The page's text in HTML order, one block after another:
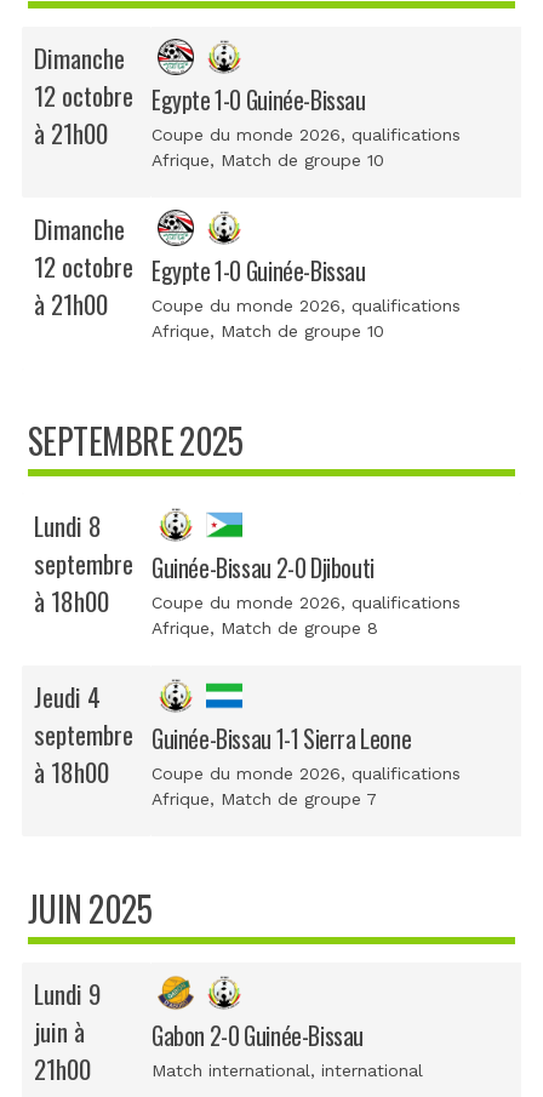
Dimanche
12 octobre
à 21h00
Egypte 1-0 Guinée-Bissau
Coupe du monde 2026, qualifications
Afrique, Match de groupe 10
Dimanche
12 octobre
à 21h00
Egypte 1-0 Guinée-Bissau
Coupe du monde 2026, qualifications
Afrique, Match de groupe 10
SEPTEMBRE 2025
Lundi 8
septembre
à 18h00
Guinée-Bissau 2-0 Djibouti
Coupe du monde 2026, qualifications
Afrique, Match de groupe 8
Jeudi 4
septembre
à 18h00
Guinée-Bissau 1-1 Sierra Leone
Coupe du monde 2026, qualifications
Afrique, Match de groupe 7
JUIN 2025
Lundi 9
juin à
21h00
Gabon 2-0 Guinée-Bissau
Match international, international